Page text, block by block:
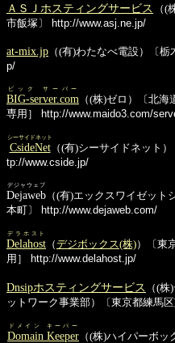
ＡＳＪホスティングサービス
（(
市飯塚〕
http://www.asj.ne.jp/
at-mix.jp （(有)わたなべ電設）〔栃
p/
BIG-server.com
ビック サーバー
（(株)ゼロ）〔北
専用］
http://www.maido3.com/
CsideNet
シーサイドネット
（(有)シーサイドネット
tp://www.cside.jp/
Dejaweb
デジャウェブ
（(有)エックスワイゼッ
本町〕
http://www.dejaweb.com/
Delahost
デラホスト
（デジボックス(株)）〔東
用］
http://www.delahost.jp/
Dnsipホスティングサービス
（(
ットワーク事業部）〔東京都練馬区
Domain Keeper
ドメイン キーパー
（(株)ハイパーボッ